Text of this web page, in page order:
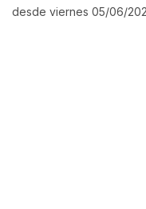
desde viernes 05/06/